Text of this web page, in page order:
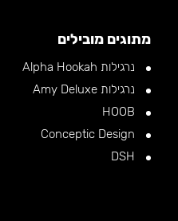
מתוגים מובילים
נרגילות Alpha Hookah
נרגילות Amy Deluxe